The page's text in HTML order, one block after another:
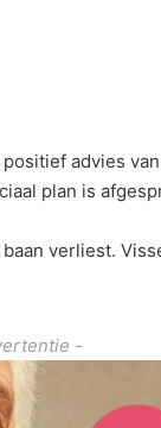
advies
plan is
verliest.
-